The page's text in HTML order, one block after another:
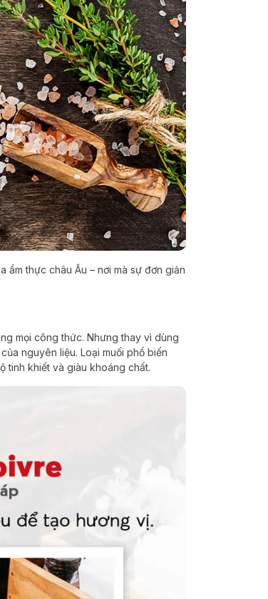
ẩm thực châu Âu – nơi mà sự đơn giản
mọi công thức. Nhưng thay vì dùng
nguyên liệu. Loại muối phổ biến
tinh khiết và giàu khoáng chất.